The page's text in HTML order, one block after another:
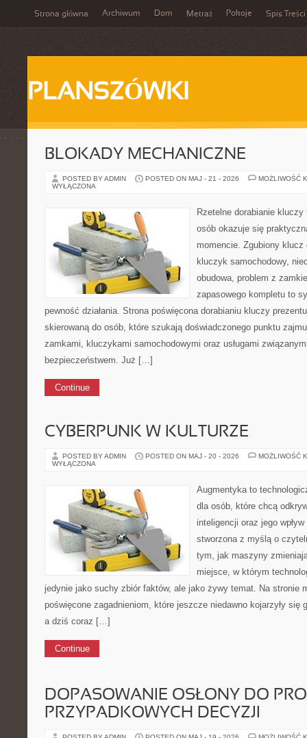
Strona główna Archiwum Dom Metraż Pokoje Spis Treści
PLANSZÓWKI
BLOKADY MECHANICZNE
POSTED BY ADMIN POSTED ON MAJ - 21 - 2026
MOŻLIWOŚĆ
WYŁĄCZONA
Rzetelne dorabianie kluczy
osób okazuje się
momencie. Zgubiony
kluczyk samochodowy,
obudowa, problem z
zapasowego kompletu to
pewność działania. Strona poświęcona dorabianiu kluczy
skierowaną do osób, które szukają doświadczonego punktu
zamkami, kluczykami samochodowymi oraz usługami
bezpieczeństwem. Już […]
Continue
CYBERPUNK W KULTURZE
POSTED BY ADMIN POSTED ON MAJ - 20 - 2026
MOŻLIWOŚĆ
WYŁĄCZONA
Augmentyka to
dla osób, które chcą
inteligencji oraz jego
stworzona z myślą o
tym, jak maszyny
miejsce, w którym
jedynie jako suchy zbiór faktów, ale jako żywy temat. Na stronie
poświęcone zagadnieniom, które jeszcze niedawno kojarzyły się
a dziś coraz […]
Continue
DOPASOWANIE OSŁONY DO
PRZYPADKOWYCH DECYZJI